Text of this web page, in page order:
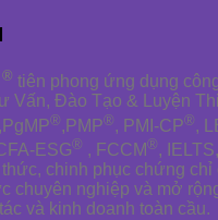
® tiên phong ứng dụng
Vấn, Đào Tạo & Luyện
,PgMP®,PMP®, PMI-CP®,
ESG® , FCCM®,
chinh phục chứng chỉ
chuyên nghiệp và mở
và kinh doanh toàn cầu.